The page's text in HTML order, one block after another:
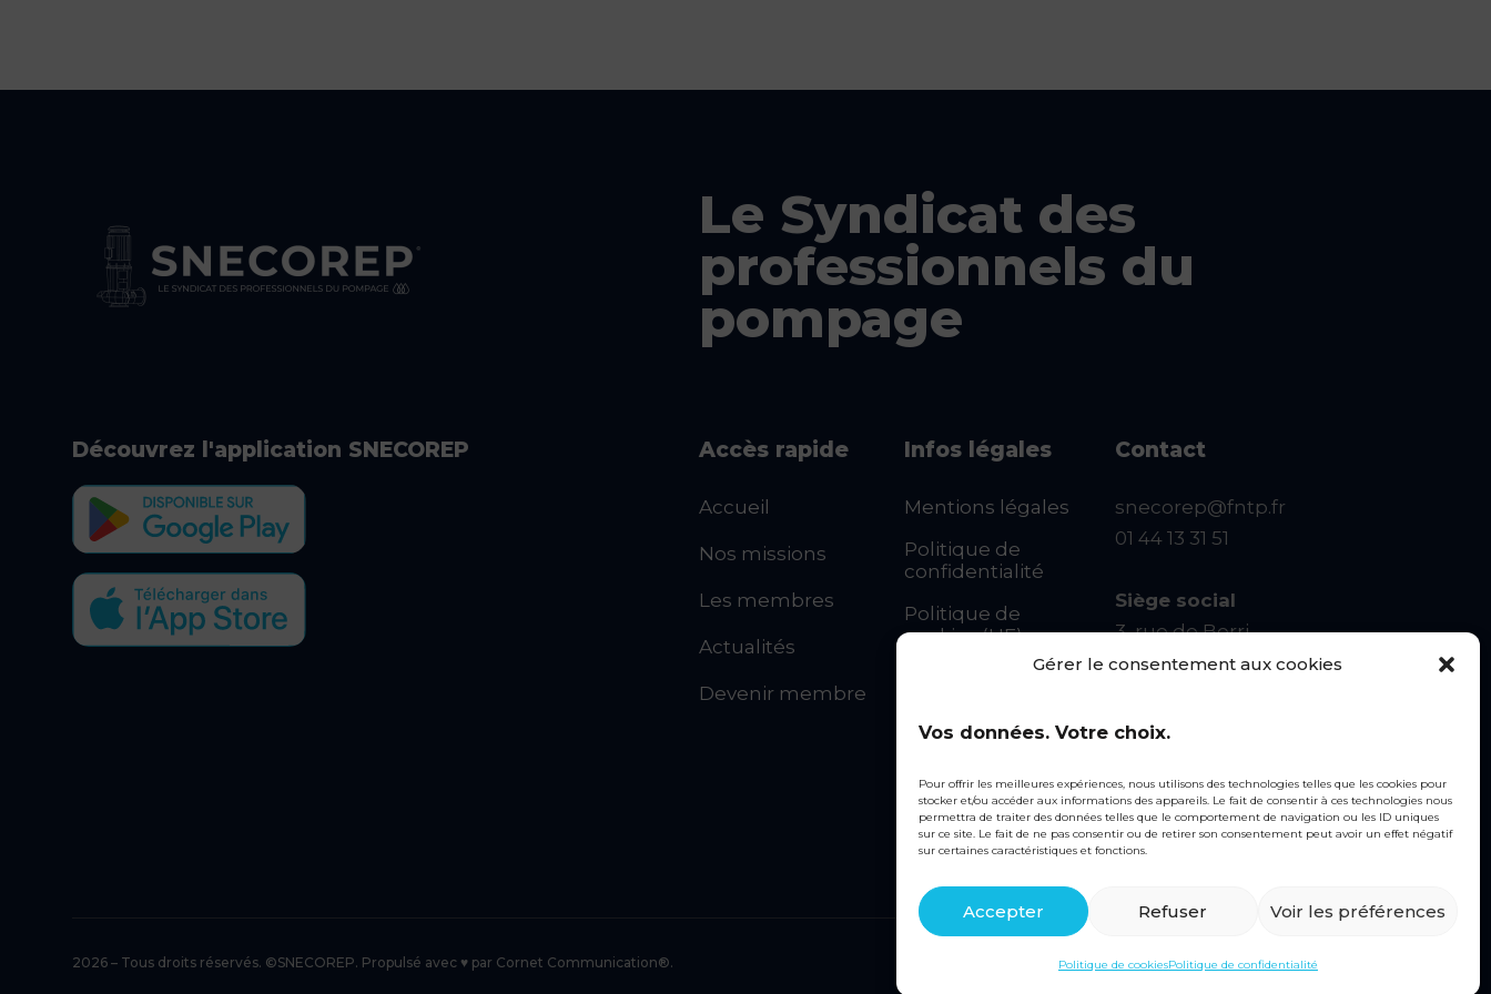
Gérer le consentement aux cookies
Vos données. Votre choix.
Pour offrir les meilleures expériences, nous utilisons des technologies telles que les cookies pour
stocker et/ou accéder aux informations des appareils. Le fait de consentir à ces technologies nous
permettra de traiter des données telles que le comportement de navigation ou les ID uniques
sur ce site. Le fait de ne pas consentir ou de retirer son consentement peut avoir un effet négatif
sur certaines caractéristiques et fonctions.
Accepter Refuser Voir les préférences
Politique de cookiesPolitique de confidentialité
Le Syndicat des
professionnels du
pompage
Découvrez l'application SNECOREP Accès rapide
Accueil
Nos missions
Les membres
Actualités
Devenir membre
Infos légales
Mentions légales
Politique de
confidentialité
Politique de
cookies (UE)
Statuts du
syndicat
Règlement
intérieur
Contact
snecorep@fntp.fr
01 44 13 31 51
Siège social
3, rue de Berri
75008 PARIS
2026 – Tous droits réservés. ©SNECOREP. Propulsé avec ♥ par Cornet Communication®.